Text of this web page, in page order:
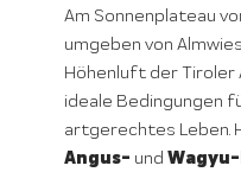
Am Sonnenplateau
umgeben von
Höhenluft der Tiroler
ideale Bedingungen
artgerechtes Leben.
Angus- und